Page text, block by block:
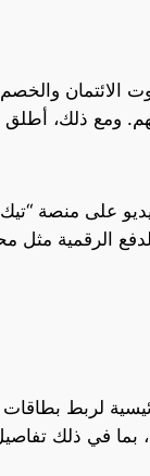
الائتمان
على منصة
الرقمية
لربط
بما في ذلك